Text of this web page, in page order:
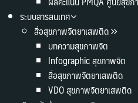
ระบบสารสนเทศ
สื่อสุขภาพจิตยาเสพติด
บทความสุขภาพจิต
Infographic สุขภาพจิต
สื่อสุขภาพจิตยาเสพติด
VDO สุขภาพจิตยาเสพติด